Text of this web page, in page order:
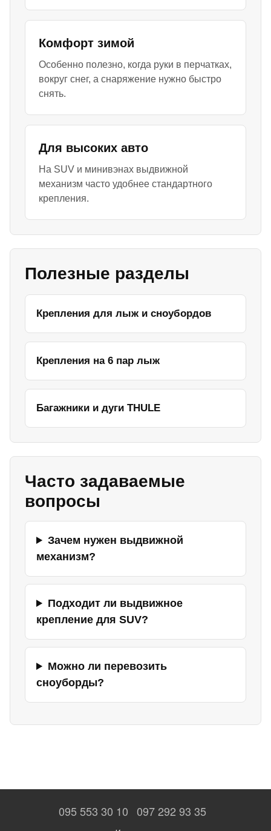
Комфорт зимой
Особенно полезно, когда руки в перчатках,
вокруг снег, а снаряжение нужно быстро
снять.
Для высоких авто
На SUV и минивэнах выдвижной
механизм часто удобнее стандартного
крепления.
Полезные разделы
Крепления для лыж и сноубордов
Крепления на 6 пар лыж
Багажники и дуги THULE
Часто задаваемые
вопросы
Зачем нужен выдвижной
механизм?
Подходит ли выдвижное
крепление для SUV?
Можно ли перевозить
сноуборды?
095 553 30 10 097 292 93 35